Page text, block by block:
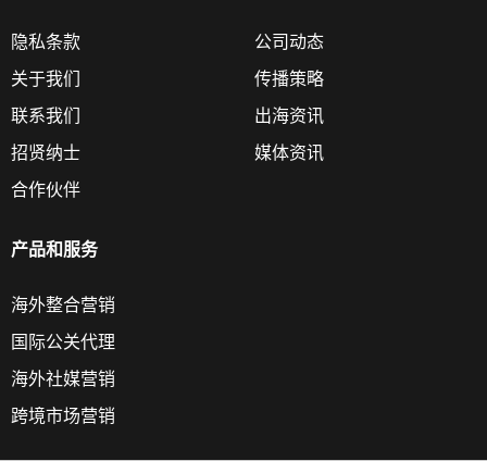
隐私条款
关于我们
联系我们
招贤纳士
合作伙伴
公司动态
传播策略
出海资讯
媒体资讯
产品和服务
海外整合营销
国际公关代理
海外社媒营销
跨境市场营销